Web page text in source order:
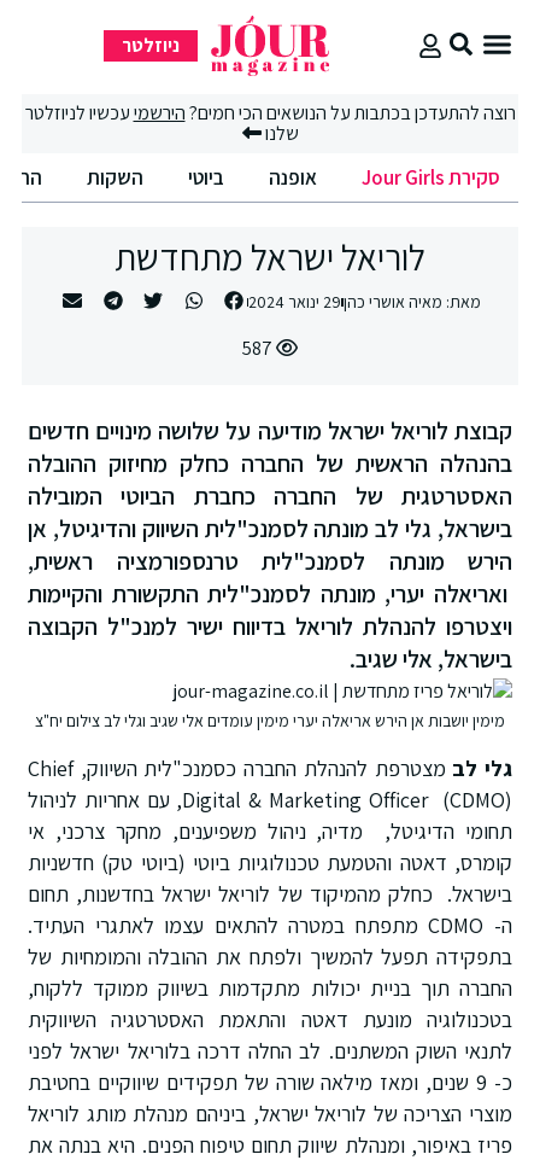
ניוזלטר
רוצה להתעדכן בכתבות על הנושאים הכי חמים?הירשמיעכשיו לניוזלטר
שלנו
סקירת Jour Girls אופנה ביוטי השקות
לוריאל ישראל מתחדשת
מאת: מאיה אושרי כהן29 ינואר 2024
קבוצת לוריאל ישראל מודיעה על שלושה מינויים חדשים
בהנהלה הראשית של החברה כחלק מחיזוק ההובלה
האסטרטגית של החברה כחברת הביוטי המובילה
בישראל, גלי לב מונתה לסמנכ"לית השיווק והדיגיטל, אן
הירש מונתה לסמנכ"לית טרנספורמציה ראשית,
ואריאלה יערי, מונתה לסמנכ"לית התקשורת והקיימות
ויצטרפו להנהלת לוריאל בדיווח ישיר למנכ"ל הקבוצה
בישראל, אלי שגיב.
מימין יושבות אן הירש אריאלה יערי מימין עומדים אלי שגיב וגלי לב צילום יח"צ
גלי לב
מצטרפת להנהלת החברה כסמנכ"לית השיווק, Chief
Digital & Marketing Officer (CDMO), עם אחריות לניהול
תחומי הדיגיטל, מדיה, ניהול משפיענים, מחקר צרכני, אי
קומרס, דאטה והטמעת טכנולוגיות ביוטי (ביוטי טק) חדשניות
בישראל. כחלק מהמיקוד של לוריאל ישראל בחדשנות, תחום
ה- CDMO מתפתח במטרה להתאים עצמו לאתגרי העתיד.
בתפקידה תפעל להמשיך ולפתח את ההובלה והמומחיות של
החברה תוך בניית יכולות מתקדמות בשיווק ממוקד ללקוח,
בטכנולוגיה מונעת דאטה והתאמת האסטרטגיה השיווקית
לתנאי השוק המשתנים. לב החלה דרכה בלוריאל ישראל לפני
כ- 9 שנים, ומאז מילאה שורה של תפקידים שיווקיים בחטיבת
מוצרי הצריכה של לוריאל ישראל, ביניהם מנהלת מותג לוריאל
פריז באיפור, ומנהלת שיווק תחום טיפוח הפנים. היא בנתה את